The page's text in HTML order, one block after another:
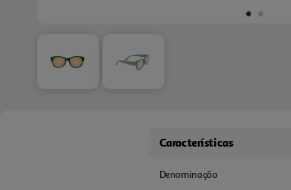
Características
Denominação